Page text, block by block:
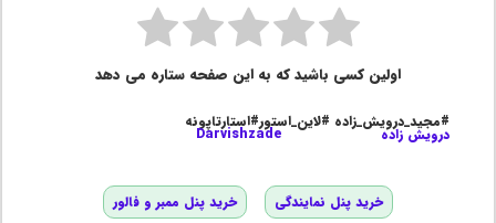
اولین کسی باشید که به این صفحه ستاره می دهد
#مجید_درویش_زاده #لاین_استور#استارتاپونه
درویش زاده Darvishzade
خرید پنل نمایندگی خرید پنل ممبر و فالور